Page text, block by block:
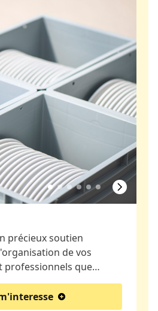
précieux soutien
de vos
professionnels que…